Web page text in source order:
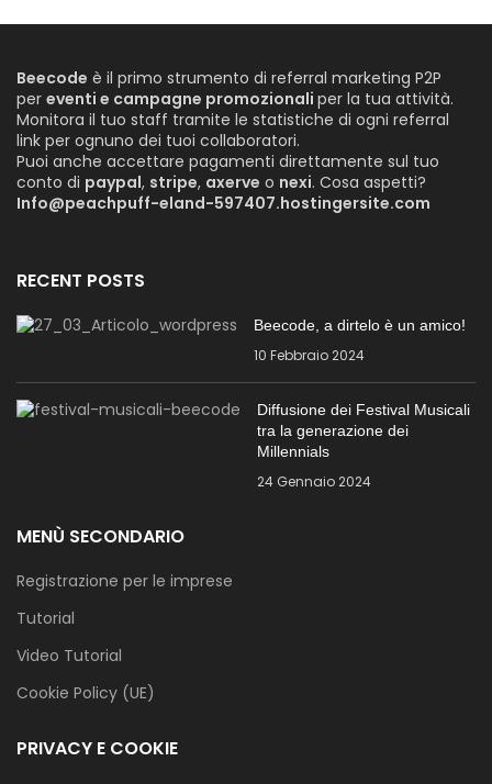
Beecode è il primo strumento di referral marketing P2P
per eventi e campagne promozionali per la tua attività.
Monitora il tuo staff tramite le statistiche di ogni referral
link per ognuno dei tuoi collaboratori.
Puoi anche accettare pagamenti direttamente sul tuo
conto di paypal, stripe, axerve o nexi. Cosa aspetti?
Info@peachpuff-eland-597407.hostingersite.com
RECENT POSTS
Beecode, a dirtelo è un amico!
10 Febbraio 2024
Diffusione dei Festival Musicali
tra la generazione dei
Millennials
24 Gennaio 2024
MENÙ SECONDARIO
Registrazione per le imprese
Tutorial
Video Tutorial
Cookie Policy (UE)
PRIVACY E COOKIE